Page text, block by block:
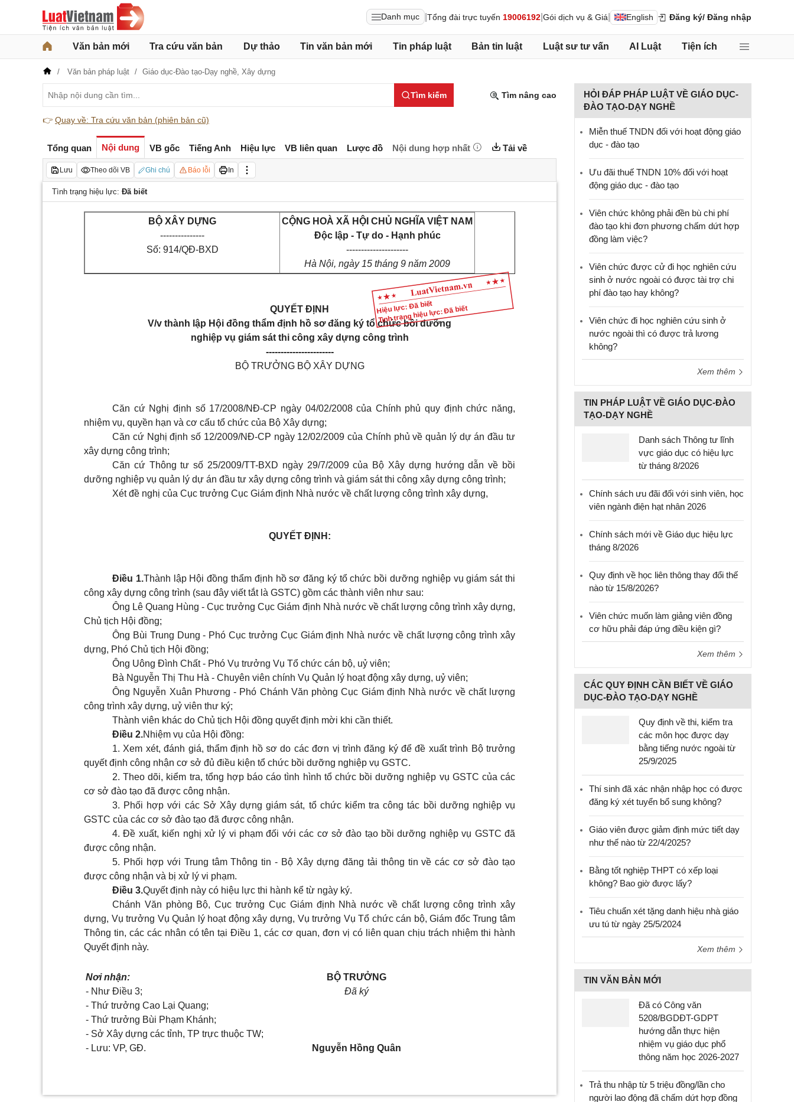
Danh mục Tổng đài trực tuyến 19006192 Gói dịch vụ & Giá English Đăng ký/ Đăng nhập
Văn bản mới Tra cứu văn bản Dự thảo Tin văn bản mới Tin pháp luật Bản tin luật Luật sư tư vấn AI Luật Tiện ích
Văn bản pháp luật Giáo dục-Đào tạo-Dạy nghề, Xây dựng
Tìm kiếm Tìm nâng cao
👉 Quay về: Tra cứu văn bản (phiên bản cũ)
Tổng quan Nội dung VB gốc Tiếng Anh Hiệu lực VB liên quan Lược đồ Nội dung hợp nhất Tải về
Lưu Theo dõi VB Ghi chú Báo lỗi In
Tình trạng hiệu lực: Đã biết
Hiệu lực: Đã biết
Tình trạng hiệu lực: Đã biết
BỘ XÂY DỰNG
---------------
Số: 914/QĐ-BXD
CỘNG HOÀ XÃ HỘI CHỦ NGHĨA VIỆT NAM
Độc lập - Tự do - Hạnh phúc
---------------------
Hà Nội, ngày 15 tháng 9 năm 2009
QUYẾT ĐỊNH
V/v thành lập Hội đồng thẩm định hồ sơ đăng ký tổ chức bồi dưỡng
nghiệp vụ giám sát thi công xây dựng công trình
-----------------------
BỘ TRƯỞNG BỘ XÂY DỰNG
Căn cứ Nghị định số 17/2008/NĐ-CP ngày 04/02/2008 của Chính phủ quy định chức năng,
nhiệm vụ, quyền hạn và cơ cấu tổ chức của Bộ Xây dựng;
Căn cứ Nghị định số 12/2009/NĐ-CP ngày 12/02/2009 của Chính phủ về quản lý dự án đầu tư
xây dựng công trình;
Căn cứ Thông tư số 25/2009/TT-BXD ngày 29/7/2009 của Bộ Xây dựng hướng dẫn về bồi
dưỡng nghiệp vụ quản lý dự án đầu tư xây dựng công trình và giám sát thi công xây dựng công trình;
Xét đề nghị của Cục trưởng Cục Giám định Nhà nước về chất lượng công trình xây dựng,
QUYẾT ĐỊNH:
Điều 1.Thành lập Hội đồng thẩm định hồ sơ đăng ký tổ chức bồi dưỡng nghiệp vụ giám sát thi
công xây dựng công trình (sau đây viết tắt là GSTC) gồm các thành viên như sau:
Ông Lê Quang Hùng - Cục trưởng Cục Giám định Nhà nước về chất lượng công trình xây dựng,
Chủ tịch Hội đồng;
Ông Bùi Trung Dung - Phó Cục trưởng Cục Giám định Nhà nước về chất lượng công trình xây
dựng, Phó Chủ tịch Hội đồng;
Ông Uông Đình Chất - Phó Vụ trưởng Vụ Tổ chức cán bộ, uỷ viên;
Bà Nguyễn Thị Thu Hà - Chuyên viên chính Vụ Quản lý hoạt động xây dựng, uỷ viên;
Ông Nguyễn Xuân Phương - Phó Chánh Văn phòng Cục Giám định Nhà nước về chất lượng
công trình xây dựng, uỷ viên thư ký;
Thành viên khác do Chủ tịch Hội đồng quyết định mời khi cần thiết.
Điều 2.Nhiệm vụ của Hội đồng:
1. Xem xét, đánh giá, thẩm định hồ sơ do các đơn vị trình đăng ký để đề xuất trình Bộ trưởng
quyết định công nhận cơ sở đủ điều kiện tổ chức bồi dưỡng nghiệp vụ GSTC.
2. Theo dõi, kiểm tra, tổng hợp báo cáo tình hình tổ chức bồi dưỡng nghiệp vụ GSTC của các
cơ sở đào tạo đã được công nhận.
3. Phối hợp với các Sở Xây dựng giám sát, tổ chức kiểm tra công tác bồi dưỡng nghiệp vụ
GSTC của các cơ sở đào tạo đã được công nhận.
4. Đề xuất, kiến nghị xử lý vi phạm đối với các cơ sở đào tạo bồi dưỡng nghiệp vụ GSTC đã
được công nhận.
5. Phối hợp với Trung tâm Thông tin - Bộ Xây dựng đăng tải thông tin về các cơ sở đào tạo
được công nhận và bị xử lý vi phạm.
Điều 3.Quyết định này có hiệu lực thi hành kể từ ngày ký.
Chánh Văn phòng Bộ, Cục trưởng Cục Giám định Nhà nước về chất lượng công trình xây
dựng, Vụ trưởng Vụ Quản lý hoạt động xây dựng, Vụ trưởng Vụ Tổ chức cán bộ, Giám đốc Trung tâm
Thông tin, các các nhân có tên tại Điều 1, các cơ quan, đơn vị có liên quan chịu trách nhiệm thi hành
Quyết định này.
Nơi nhận:
- Như Điều 3;
- Thứ trưởng Cao Lại Quang;
- Thứ trưởng Bùi Phạm Khánh;
- Sở Xây dựng các tỉnh, TP trực thuộc TW;
- Lưu: VP, GĐ.
BỘ TRƯỞNG
Đã ký
Nguyễn Hồng Quân
HỎI ĐÁP PHÁP LUẬT VỀ GIÁO DỤC-
ĐÀO TẠO-DẠY NGHỀ
Miễn thuế TNDN đối với hoạt động giáo
dục - đào tạo
Ưu đãi thuế TNDN 10% đối với hoạt
động giáo dục - đào tạo
Viên chức không phải đền bù chi phí
đào tạo khi đơn phương chấm dứt hợp
đồng làm việc?
Viên chức được cử đi học nghiên cứu
sinh ở nước ngoài có được tài trợ chi
phí đào tạo hay không?
Viên chức đi học nghiên cứu sinh ở
nước ngoài thì có được trả lương
không?
Xem thêm
TIN PHÁP LUẬT VỀ GIÁO DỤC-ĐÀO
TẠO-DẠY NGHỀ
Danh sách Thông tư lĩnh
vực giáo dục có hiệu lực
từ tháng 8/2026
Chính sách ưu đãi đối với sinh viên, học
viên ngành điện hạt nhân 2026
Chính sách mới về Giáo dục hiệu lực
tháng 8/2026
Quy định về học liên thông thay đổi thế
nào từ 15/8/2026?
Viên chức muốn làm giảng viên đồng
cơ hữu phải đáp ứng điều kiện gì?
Xem thêm
CÁC QUY ĐỊNH CẦN BIẾT VỀ GIÁO
DỤC-ĐÀO TẠO-DẠY NGHỀ
Quy định về thi, kiểm tra
các môn học được dạy
bằng tiếng nước ngoài từ
25/9/2025
Thí sinh đã xác nhận nhập học có được
đăng ký xét tuyển bổ sung không?
Giáo viên được giảm định mức tiết dạy
như thế nào từ 22/4/2025?
Bằng tốt nghiệp THPT có xếp loại
không? Bao giờ được lấy?
Tiêu chuẩn xét tặng danh hiệu nhà giáo
ưu tú từ ngày 25/5/2024
Xem thêm
TIN VĂN BẢN MỚI
Đã có Công văn
5208/BGDĐT-GDPT
hướng dẫn thực hiện
nhiệm vụ giáo dục phổ
thông năm học 2026-2027
Trả thu nhập từ 5 triệu đồng/lần cho
người lao động đã chấm dứt hợp đồng